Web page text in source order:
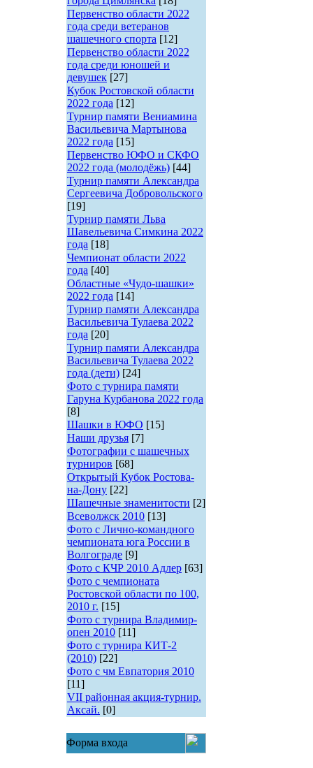
Первенство области 2022
года среди ветеранов
шашечного спорта [12]
Первенство области 2022
года среди юношей и
девушек [27]
Кубок Ростовской области
2022 года [12]
Турнир памяти Вениамина
Васильевича Мартынова
2022 года [15]
Первенство ЮФО и СКФО
2022 года (молодёжь) [44]
Турнир памяти Александра
Сергеевича Добровольского
[19]
Турнир памяти Льва
Шавельевича Симкина 2022
года [18]
Чемпионат области 2022
года [40]
Областные «Чудо-шашки»
2022 года [14]
Турнир памяти Александра
Васильевича Тулаева 2022
года [20]
Турнир памяти Александра
Васильевича Тулаева 2022
года (дети) [24]
Фото с турнира памяти
Гаруна Курбанова 2022 года
[8]
Шашки в ЮФО [15]
Наши друзья [7]
Фотографии с шашечных
турниров [68]
Открытый Кубок Ростова-
на-Дону [22]
Шашечные знаменитости [2]
Всеволжск 2010 [13]
Фото с Лично-командного
чемпионата юга России в
Волгограде [9]
Фото с КЧР 2010 Адлер [63]
Фото с чемпионата
Ростовской области по 100,
2010 г. [15]
Фото с турнира Владимир-
опен 2010 [11]
Фото с турнира КИТ-2
(2010) [22]
Фото с чм Евпатория 2010
[11]
VII районная акция-турнир.
Аксай. [0]
Форма входа